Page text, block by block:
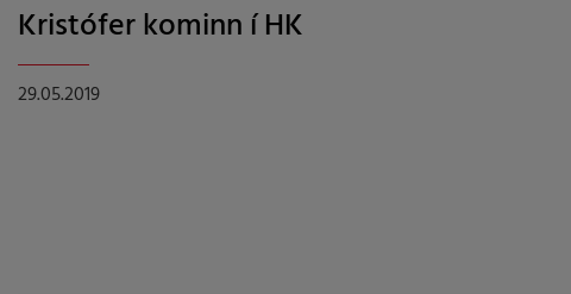
Kristófer kominn í HK
29.05.2019